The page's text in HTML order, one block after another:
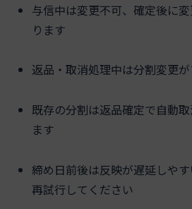
与信中は変更不可、確定後に
ります
返品・取消処理中は分割変更
既存の分割は返品確定で自動
ます
締め日前後は反映が遅延しや
再試行してください